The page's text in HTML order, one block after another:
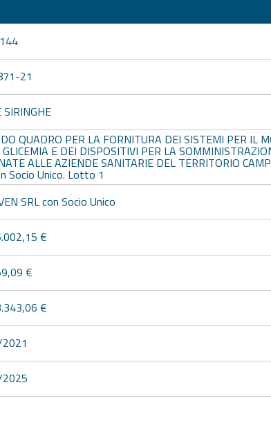
21
SIRINGHE
QUADRO PER LA FORNITURA DEI SISTEMI PER IL
E DEI DISPOSITIVI PER LA
ALLE AZIENDE SANITARIE DEL TERRITORIO
Socio Unico. Lotto 1
SRL con Socio Unico
€
€
€